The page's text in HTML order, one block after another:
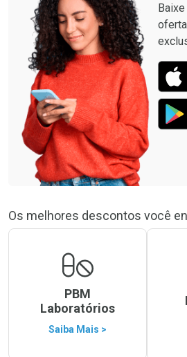
Baixe
Os melhores descontos você
PBM
Laboratórios
Saiba Mais >